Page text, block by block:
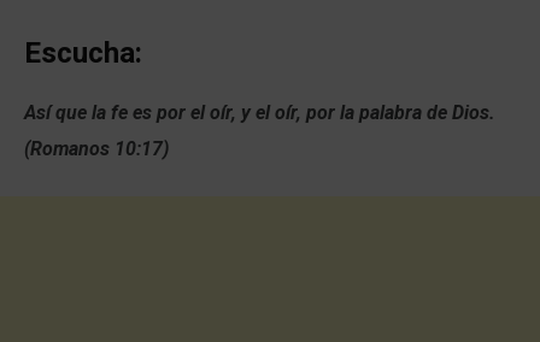
Escucha:
Así que la fe es por el oír, y el oír, por la palabra de Dios.
(Romanos 10:17)